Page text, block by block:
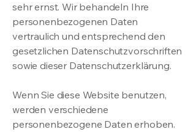
sehr ernst. Wir behandeln Ihre
personenbezogenen Daten
vertraulich und entsprechend den
gesetzlichen Datenschutzvorschriften
sowie dieser Datenschutzerklärung.
Wenn Sie diese Website benutzen,
werden verschiedene
personenbezogene Daten erhoben.